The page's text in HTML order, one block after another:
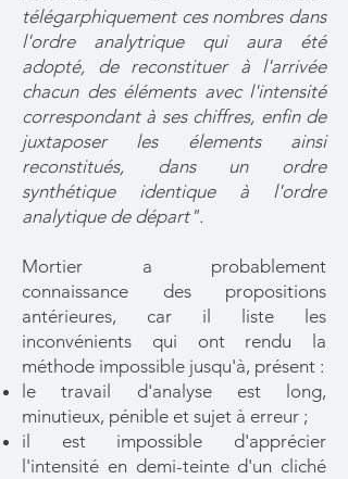
télégarphiquement ces nombres dans
l'ordre analytrique qui aura été
adopté, de reconstituer à l'arrivée
chacun des éléments avec l'intensité
correspondant à ses chiffres, enfin de
juxtaposer les élements ainsi
reconstitués, dans un ordre
synthétique identique à l'ordre
analytique de départ".
Mortier a probablement
connaissance des propositions
antérieures, car il liste les
inconvénients qui ont rendu la
méthode impossible jusqu'à, présent :
le travail d'analyse est long,
minutieux, pénible et sujet à erreur ;
il est impossible d'apprécier
l'intensité en demi-teinte d'un cliché